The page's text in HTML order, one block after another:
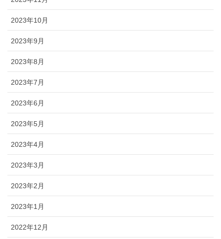
2023年10月
2023年9月
2023年8月
2023年7月
2023年6月
2023年5月
2023年4月
2023年3月
2023年2月
2023年1月
2022年12月